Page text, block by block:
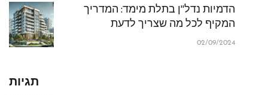
הדמיות נדל"ן בתלת מימד: המדריך
המקיף לכל מה שצריך לדעת
02/09/2024
תגיות